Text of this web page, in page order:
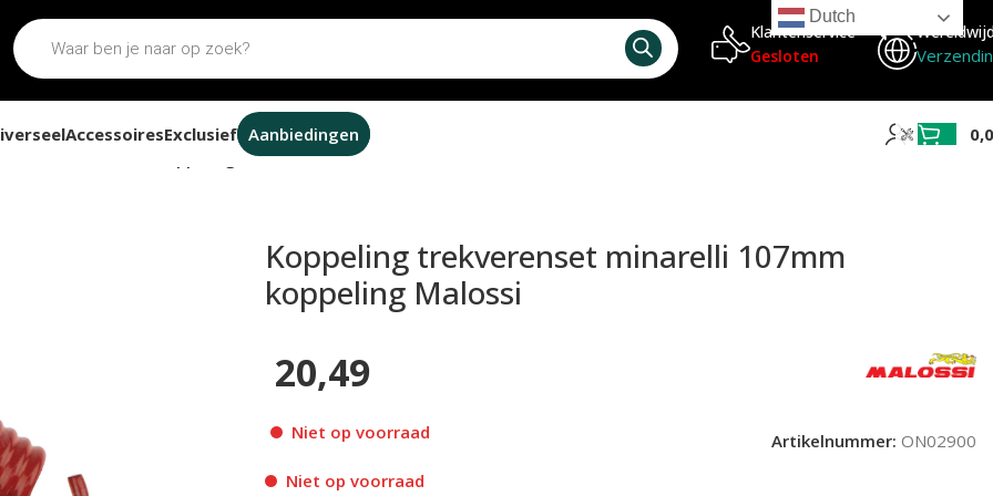
Klantenservice
Gesloten
AccessoiresExclusief Aanbiedingen
minarelli 107mm koppeling Malossi
Koppeling trekverenset minarelli 107mm
koppeling Malossi
20,49
Niet op voorraad Artikelnummer: ON02900
Niet op voorraad
Dutch